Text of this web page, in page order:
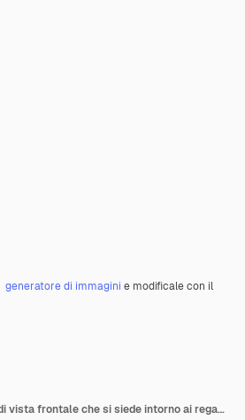
generatore di immagini e modificale con il
Giovane femmina di vista frontale che si siede intorno ai regali di Natale